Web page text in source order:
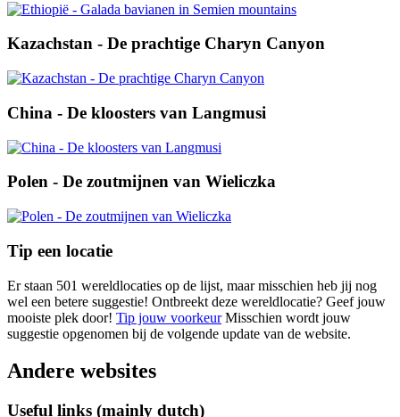
Kazachstan - De prachtige Charyn Canyon
China - De kloosters van Langmusi
Polen - De zoutmijnen van Wieliczka
Tip een locatie
Er staan 501 wereldlocaties op de lijst, maar misschien heb jij nog
wel een betere suggestie! Ontbreekt deze wereldlocatie? Geef jouw
mooiste plek door! Tip jouw voorkeurMisschien wordt jouw
suggestie opgenomen bij de volgende update van de website.
Andere websites
Useful links (mainly dutch)